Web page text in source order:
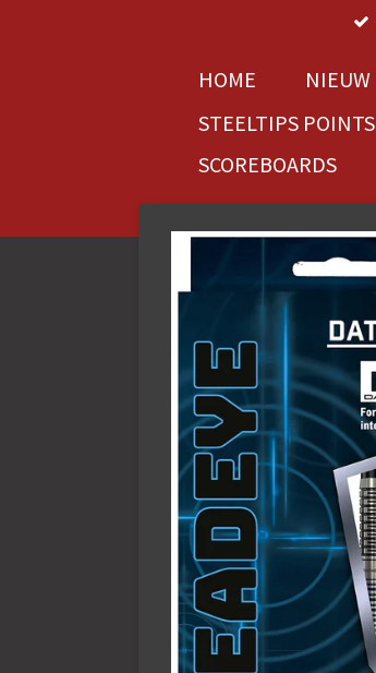
HOME NIEUW
STEELTIPS POINTS
SCOREBOARDS